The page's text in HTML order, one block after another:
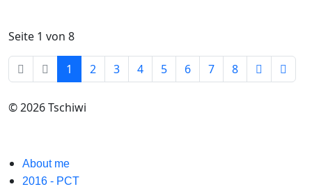
Seite 1 von 8
1 2 3 4 5 6 7 8
© 2026 Tschiwi
About me
2016 - PCT